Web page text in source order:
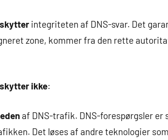
integriteten af DNS-svar. Det
zone, kommer fra den rette
ikke:
af DNS-trafik. DNS-forespørgsler er
Det løses af andre teknologier som